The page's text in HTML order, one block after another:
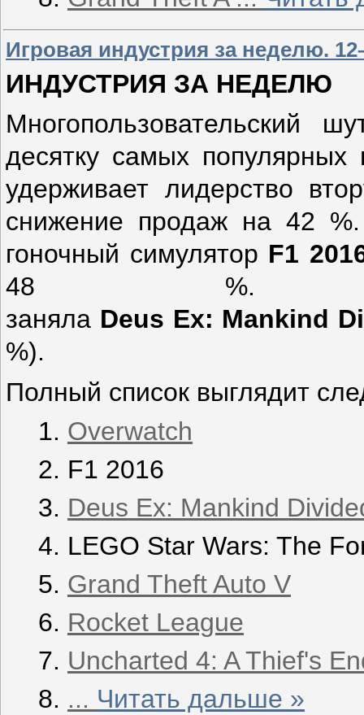
Игровая индустрия за неделю.
ИНДУСТРИЯ ЗА НЕДЕЛЮ
Многопользовательский
десятку самых популярных
удерживает лидерство
снижение продаж на 42
гоночный симулятор F1
48 %.
заняла Deus Ex: Mankind
%).
Полный список выглядит
Overwatch
F1 2016
Deus Ex: Mankind
LEGO Star Wars: The
Grand Theft Auto V
Rocket League
Uncharted 4: A Thief's
... Читать дальше »